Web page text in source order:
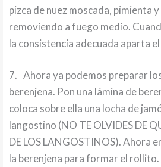
pizca de nuez moscada, pimienta
removiendo a fuego medio.
la consistencia adecuada aparta
7. Ahora ya podemos preparar
berenjena. Pon una lámina de
coloca sobre ella una locha de
langostino (NO TE OLVIDES DE
DE LOS LANGOSTINOS). Ahora
la berenjena para formar el